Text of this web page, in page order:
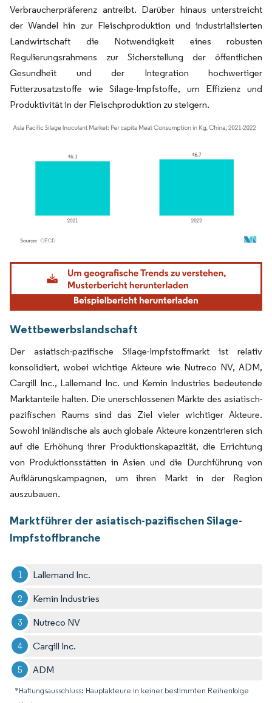
Verbraucherpräferenz antreibt. Darüber hinaus unterstreicht
der Wandel hin zur Fleischproduktion und industrialisierten
Landwirtschaft die Notwendigkeit eines robusten
Regulierungsrahmens zur Sicherstellung der öffentlichen
Gesundheit und der Integration hochwertiger
Futterzusatzstoffe wie Silage-Impfstoffe, um Effizienz und
Produktivität in der Fleischproduktion zu steigern.
Bild © Mordor Intelligence. Wiederverwendung erfordert Namensnennung gemäß
Wettbewerbslandschaft
Der asiatisch-pazifische Silage-Impfstoffmarkt ist relativ
konsolidiert, wobei wichtige Akteure wie Nutreco NV, ADM,
Cargill Inc., Lallemand Inc. und Kemin Industries bedeutende
Marktanteile halten. Die unerschlossenen Märkte des asiatisch-
pazifischen Raums sind das Ziel vieler wichtiger Akteure.
Sowohl inländische als auch globale Akteure konzentrieren sich
auf die Erhöhung ihrer Produktionskapazität, die Errichtung
von Produktionsstätten in Asien und die Durchführung von
Aufklärungskampagnen, um ihren Markt in der Region
auszubauen.
Marktführer der asiatisch-pazifischen Silage-
Impfstoffbranche
Lallemand Inc.
Kemin Industries
Nutreco NV
Cargill Inc.
ADM
*Haftungsausschluss: Hauptakteure in keiner bestimmten Reihenfolge